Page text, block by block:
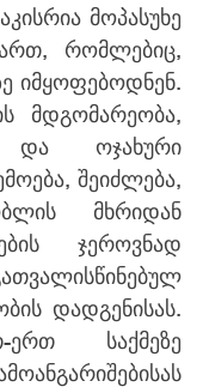
მოპასუხე
რომლებიც,
იმყოფებოდნენ.
მდგომარეობა,
და ოჯახური
შეიძლება,
მხრიდან
ჯეროვნად
დადგენისას.
საქმეზე